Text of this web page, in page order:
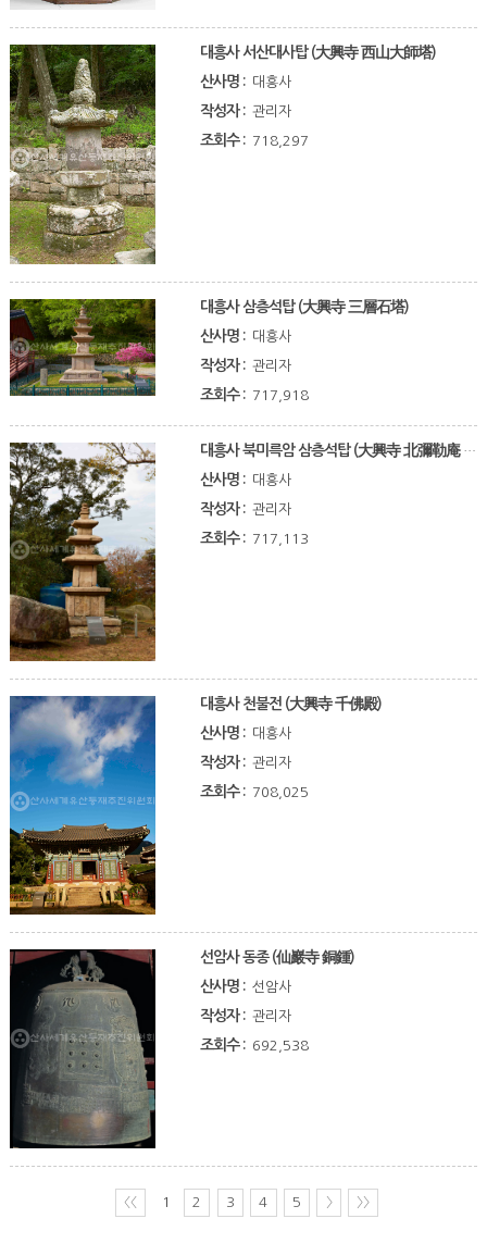
대흥사 서산대사탑 (大興寺 西山大師塔)
산사명 : 대흥사
작성자 : 관리자
조회수 : 718,297
대흥사 삼층석탑 (大興寺 三層石塔)
산사명 : 대흥사
작성자 : 관리자
조회수 : 717,918
대흥사 북미륵암 삼층석탑 (大興寺 北彌勒庵 三層石塔)
산사명 : 대흥사
작성자 : 관리자
조회수 : 717,113
대흥사 천불전 (大興寺 千佛殿)
산사명 : 대흥사
작성자 : 관리자
조회수 : 708,025
선암사 동종 (仙巖寺 銅鍾)
산사명 : 선암사
작성자 : 관리자
조회수 : 692,538
〈〈 1 2 3 4 5 〉 〉〉